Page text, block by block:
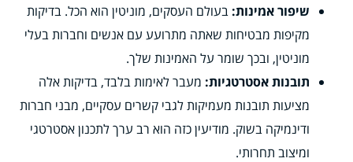
שיפור אמינות: בעולם העסקים, מוניטין הוא הכל. בדיקות
מקיפות מבטיחות שאתה מתרועע עם אנשים וחברות בעלי
מוניטין, ובכך שומר על האמינות שלך.
תובנות אסטרטגיות: מעבר לאימות בלבד, בדיקות אלה
מציעות תובנות מעמיקות לגבי קשרים עסקיים, מבני חברות
ודינמיקה בשוק. מודיעין כזה הוא רב ערך לתכנון אסטרטגי
ומיצוב תחרותי.